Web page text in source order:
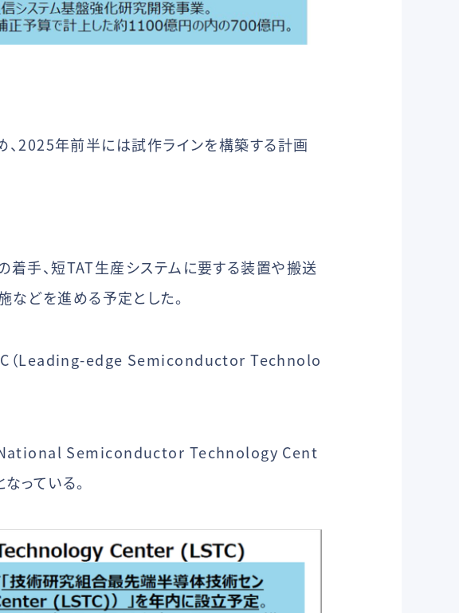
2025年前半には試作ラインを構築する計画
手、短TAT生産システムに要する装置や搬送
などを進める予定とした。
（Leading-edge Semiconductor Technolo
National Semiconductor Technology Cent
っている。